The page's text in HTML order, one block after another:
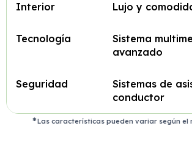
Interior Lujo y
Tecnología
Sistema
avanzado
Seguridad
Sistemas de
conductor
Las características pueden variar según el